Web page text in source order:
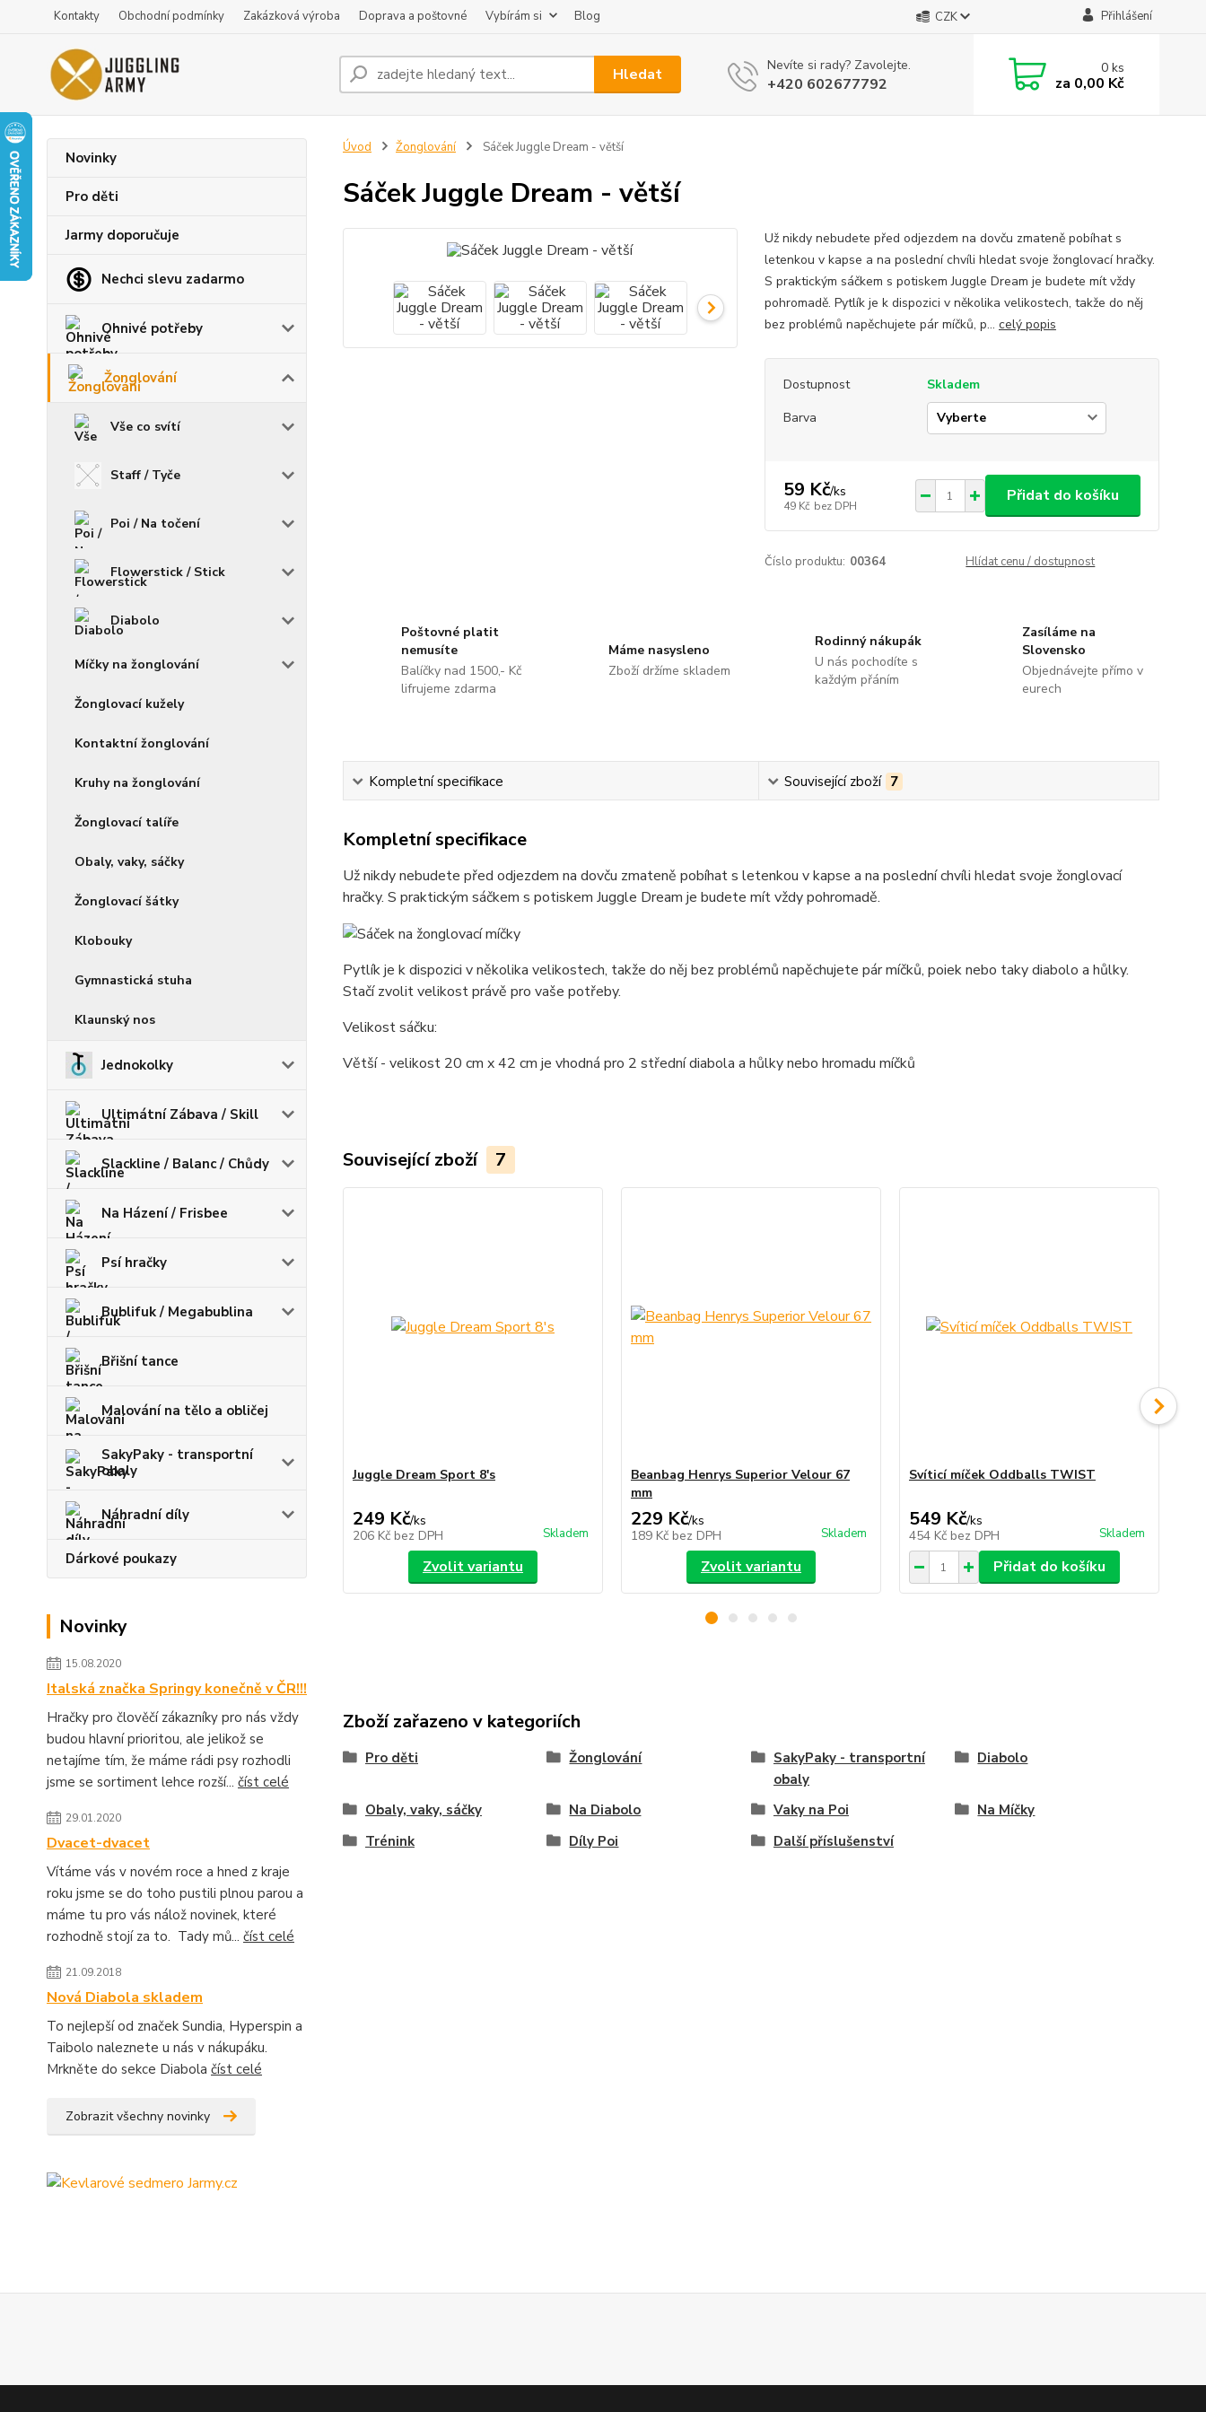
Kontakty Obchodní podmínky Zakázková výroba Doprava a poštovné Vybírám si Blog CZK Přihlášení
Hledat Nevíte si rady? Zavolejte.
+420 602677792
0ks
za 0,00 Kč
Novinky
Pro děti
Jarmy doporučuje
Nechci slevu zadarmo
Ohnivé potřeby
Žonglování
Vše co svítí
Staff / Tyče
Poi / Na točení
Flowerstick / Stick
Diabolo
Míčky na žonglování
Žonglovací kužely
Kontaktní žonglování
Kruhy na žonglování
Žonglovací talíře
Obaly, vaky, sáčky
Žonglovací šátky
Klobouky
Gymnastická stuha
Klaunský nos
Jednokolky
Ultimátní Zábava / Skill
Slackline / Balanc / Chůdy
Na Házení / Frisbee
Psí hračky
Bublifuk / Megabublina
Břišní tance
Malování na tělo a obličej
SakyPaky - transportní
obaly
Náhradní díly
Dárkové poukazy
Novinky
15.08.2020
Italská značka Springy konečně v ČR!!!
Hračky pro člověčí zákazníky pro nás vždy
budou hlavní prioritou, ale jelikož se
netajíme tím, že máme rádi psy rozhodli
jsme se sortiment lehce rozší... číst celé
29.01.2020
Dvacet-dvacet
Vítáme vás v novém roce a hned z kraje
roku jsme se do toho pustili plnou parou a
máme tu pro vás nálož novinek, které
rozhodně stojí za to. Tady mů... číst celé
21.09.2018
Nová Diabola skladem
To nejlepší od značek Sundia, Hyperspin a
Taibolo naleznete u nás v nákupáku.
Mrkněte do sekce Diabola číst celé
Zobrazit všechny novinky
Úvod Žonglování Sáček Juggle Dream - větší
Sáček Juggle Dream - větší
Už nikdy nebudete před odjezdem na dovču zmateně pobíhat s
letenkou v kapse a na poslední chvíli hledat svoje žonglovací hračky.
S praktickým sáčkem s potiskem Juggle Dream je budete mít vždy
pohromadě. Pytlík je k dispozici v několika velikostech, takže do něj
bez problémů napěchujete pár míčků, p... celý popis
Dostupnost
Skladem
Barva
59 Kč/ks
49 Kč bez DPH
Přidat do košíku
Číslo produktu: 00364 Hlídat cenu / dostupnost
Poštovné platit
nemusíte
Balíčky nad 1500,- Kč
lifrujeme zdarma
Máme nasysleno
Zboží držíme skladem
Rodinný nákupák
U nás pochodíte s
každým přáním
Zasíláme na
Slovensko
Objednávejte přímo v
eurech
Kompletní specifikace Související zboží 7
Kompletní specifikace
Už nikdy nebudete před odjezdem na dovču zmateně pobíhat s letenkou v kapse a na poslední chvíli hledat svoje žonglovací
hračky. S praktickým sáčkem s potiskem Juggle Dream je budete mít vždy pohromadě.
Pytlík je k dispozici v několika velikostech, takže do něj bez problémů napěchujete pár míčků, poiek nebo taky diabolo a hůlky.
Stačí zvolit velikost právě pro vaše potřeby.
Velikost sáčku:
Větší - velikost 20 cm x 42 cm je vhodná pro 2 střední diabola a hůlky nebo hromadu míčků
Související zboží 7
Juggle Dream Sport 8's
249 Kč/ks
206 Kč bez DPH Skladem
Zvolit variantu
Beanbag Henrys Superior Velour 67
mm
229 Kč/ks
189 Kč bez DPH Skladem
Zvolit variantu
Svíticí míček Oddballs TWIST
549 Kč/ks
454 Kč bez DPH Skladem
Přidat do košíku
Zboží zařazeno v kategoriích
Pro děti Žonglování
SakyPaky - transportní
obaly
Diabolo
Obaly, vaky, sáčky Na Diabolo Vaky na Poi
Na Míčky
Trénink
Díly Poi Další příslušenství